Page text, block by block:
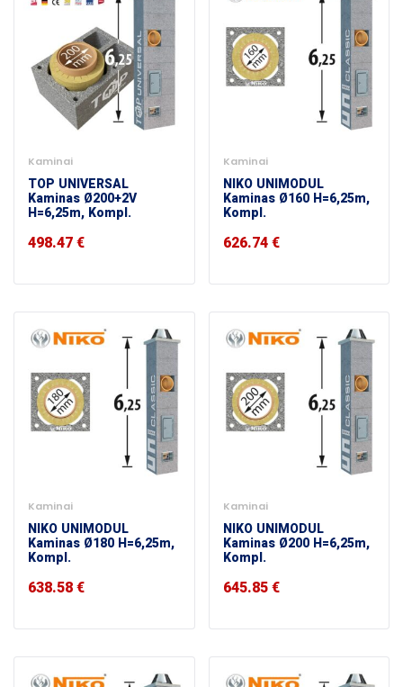
Kaminai
TOP UNIVERSAL
Kaminas Ø200+2V
H=6,25m, Kompl.
498.47€
Kaminai
NIKO UNIMODUL
Kaminas Ø160 H=6,25m,
Kompl.
626.74€
Kaminai
NIKO UNIMODUL
Kaminas Ø180 H=6,25m,
Kompl.
638.58€
Kaminai
NIKO UNIMODUL
Kaminas Ø200 H=6,25m,
Kompl.
645.85€